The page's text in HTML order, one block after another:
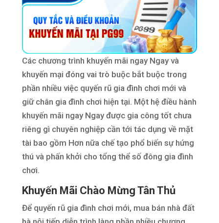
Các chương trình khuyến mãi ngay Ngay và
khuyến mại đóng vai trò buộc bắt buộc trong
phần nhiều việc quyến rũ gia đình chơi mới và
giữ chân gia đình chơi hiện tại. Một hệ điều hành
khuyến mãi ngay Ngay được gia công tốt chưa
riêng gì chuyên nghiệp cần tới tác dụng về mặt
tài bao gồm Hơn nữa chế tạo phổ biến sự hứng
thú và phấn khởi cho tổng thể số đông gia đình
chơi.
Khuyến Mãi Chào Mừng Tân Thủ
Để quyến rũ gia đình chơi mới, mua bán nhà đất